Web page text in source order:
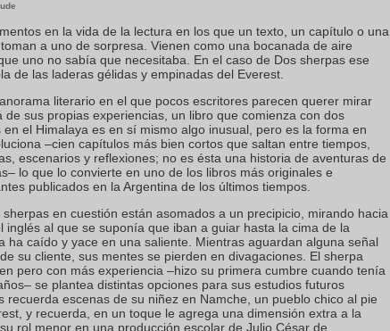
en la vida de la lectura en los que un texto, un capítulo o una
a uno de sorpresa. Vienen como una bocanada de aire
uno no sabía que necesitaba. En el caso de Dos sherpas ese
de las laderas gélidas y empinadas del Everest.
literario en el que pocos escritores parecen querer mirar
de sus propias experiencias, un libro que comienza con dos
en el Himalaya es en sí mismo algo inusual, pero es la forma en
–cien capítulos más bien cortos que saltan entre tiempos,
escenarios y reflexiones; no es ésta una historia de aventuras de
lo que lo convierte en uno de los libros más originales e
publicados en la Argentina de los últimos tiempos.
sherpas en cuestión están asomados a un precipicio, mirando hacia
inglés al que se suponía que iban a guiar hasta la cima de la
ha caído y yace en una saliente. Mientras aguardan alguna señal
su cliente, sus mentes se pierden en divagaciones. El sherpa
pero con más experiencia –hizo su primera cumbre cuando tenía
se plantea distintas opciones para sus estudios futuros
recuerda escenas de su niñez en Namche, un pueblo chico al pie
y recuerda, en un toque le agrega una dimensión extra a la
rol menor en una producción escolar de Julio César de